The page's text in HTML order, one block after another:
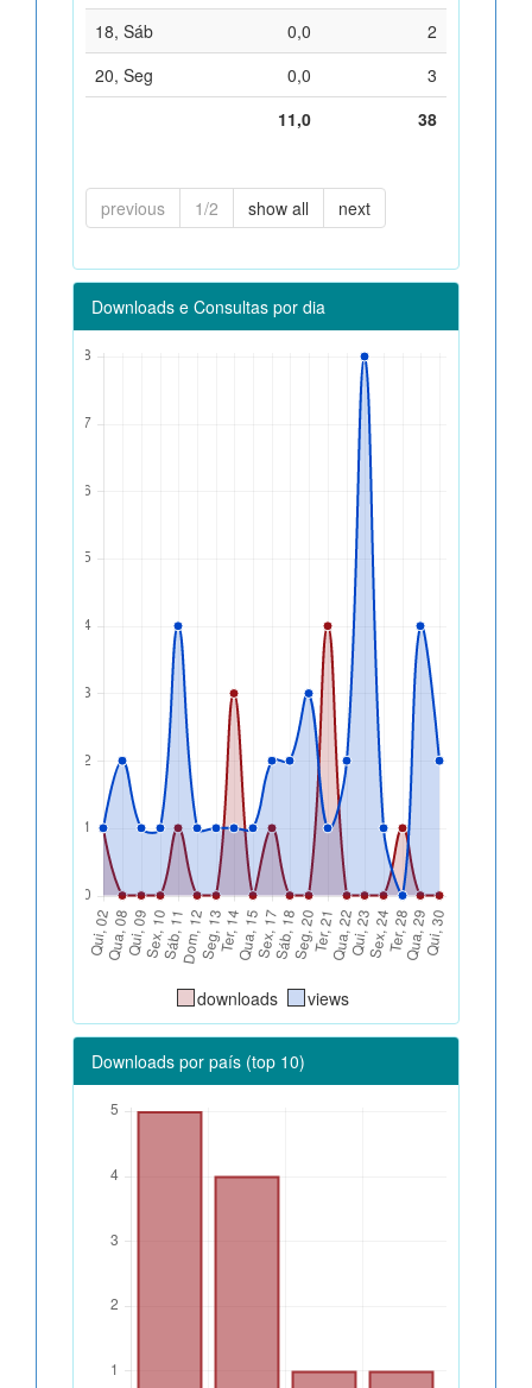
18, Sáb
0,0
2
20, Seg
0,0
3
11,0
38
previous 1/2 show all next
Downloads e Consultas por dia
downloads views
Downloads por país (top 10)